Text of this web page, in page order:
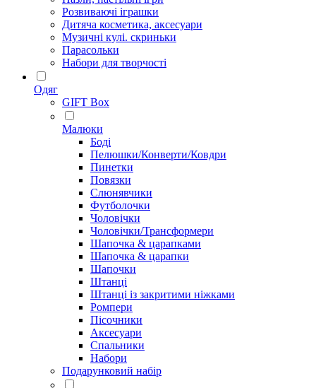
Розвиваючі іграшки
Дитяча косметика, аксесуари
Музичні кулі. скриньки
Парасольки
Набори для творчості
Одяг
GIFT Box
Малюки
Боді
Пелюшки/Конверти/Ковдри
Пинетки
Повязки
Слюнявчики
Футболочки
Чоловічки
Чоловічки/Трансформери
Шапочка & царапками
Шапочка & царапки
Шапочки
Штанці
Штанці із закритими ніжками
Ромпери
Пісочники
Аксесуари
Спальники
Набори
Подарунковий набір